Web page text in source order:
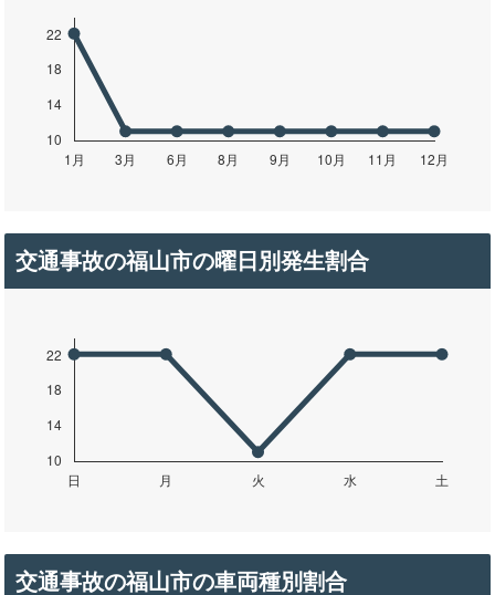
交通事故の福山市の曜日別発生割合
交通事故の福山市の車両種別割合